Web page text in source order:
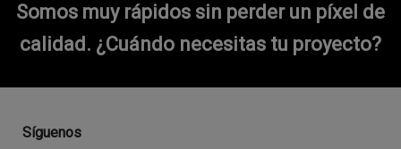
Somos muy rápidos sin perder un píxel de
calidad. ¿Cuándo necesitas tu proyecto?
Síguenos